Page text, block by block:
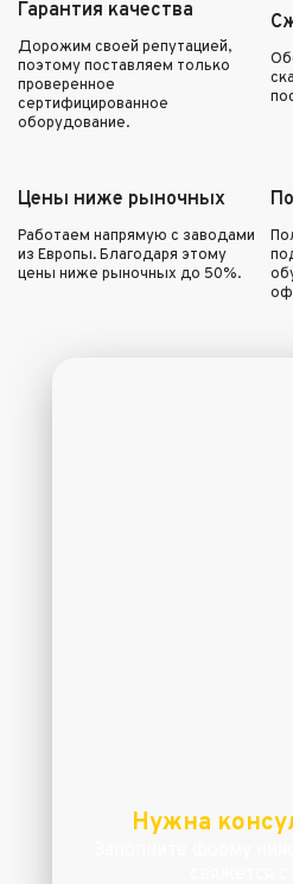
Гарантия качества
Дорожим своей репутацией,
поэтому поставляем только
проверенное
сертифицированное
оборудование.
Цены ниже рыночных
Работаем напрямую с заводами
из Европы. Благодаря этому
цены ниже рыночных до 50%.
Нужна